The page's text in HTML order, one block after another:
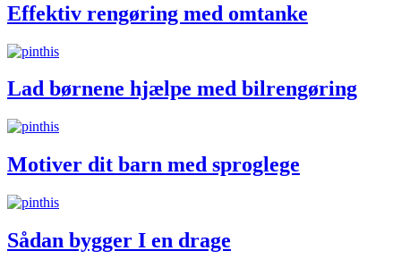
Effektiv rengøring med omtanke
Lad børnene hjælpe med bilrengøring
Motiver dit barn med sproglege
Sådan bygger I en drage